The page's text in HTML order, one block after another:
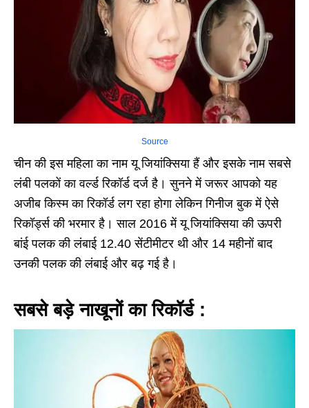
Source
चीन की इस महिला का नाम यू जियांक्सिया हैं और इसके नाम सबसे
लंबी पलकों का वर्ल्ड रिकॉर्ड दर्ज है। सुनने में जरूर आपको यह
अजीब किस्म का रिकॉर्ड लग रहा होगा लेकिन गिनीज बुक में ऐसे
रिकॉर्ड्स की भरमार है। साल 2016 में यू जियांक्सिया की ऊपरी
बांई पलक की लंबाई 12.40 सेंटीमीटर थी और 14 महीनों बाद
उनकी पलक की लंबाई और बढ़ गई है।
सबसे बड़े नाखूनों का रिकॉर्ड :